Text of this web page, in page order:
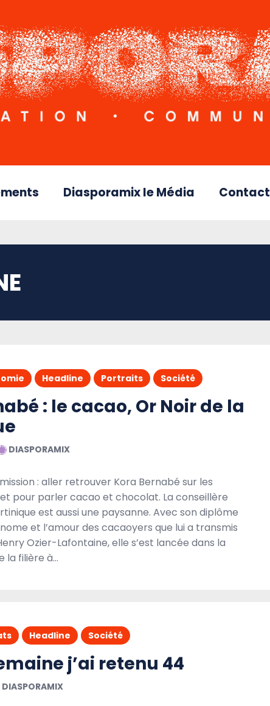
Diasporamix le Média Contact
Headline Portraits Société
: le cacao, Or Noir de la
DIASPORAMIX
: aller retrouver Kora Bernabé sur les
pour parler cacao et chocolat. La conseillère
est aussi une paysanne. Avec son diplôme
et l’amour des cacaoyers que lui a transmis
Ozier-Lafontaine, elle s’est lancée dans la
la filière à…
Headline Société
j’ai retenu 44
DIASPORAMIX